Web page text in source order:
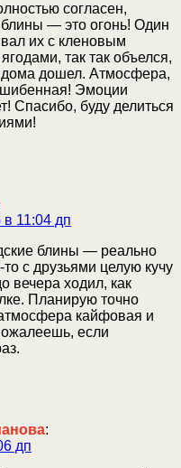
согласен,
блины — это огонь! Один
их с кленовым
так так объелся,
дома дошел. Атмосфера,
Эмоции
Спасибо, буду делиться
11:04 дп
блины — реально
с друзьями целую кучу
вечера ходил, как
Планирую точно
кайфовая и
если
:
дп